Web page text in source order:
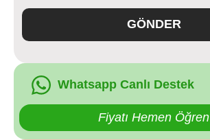
GÖNDER
Whatsapp Canlı Destek
Fiyatı Hemen Öğren